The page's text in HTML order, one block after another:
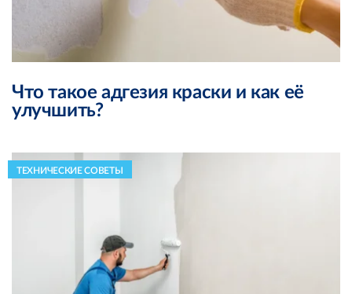
Что такое адгезия краски и как её
улучшить?
ТЕХНИЧЕСКИЕ СОВЕТЫ